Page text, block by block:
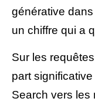
générative
un chiffre qui a
Sur les
part
Search vers les